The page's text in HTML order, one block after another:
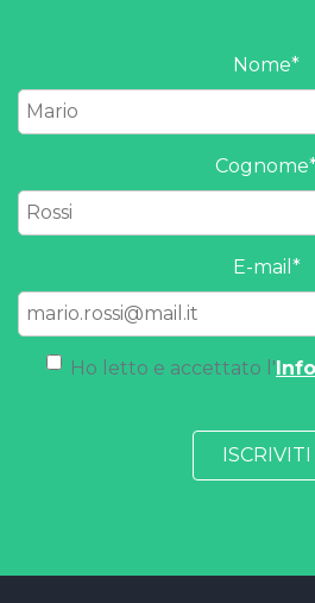
Nome*
Cognome
E-mail *
Ho letto e accettato l'